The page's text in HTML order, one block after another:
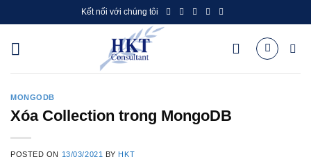
to
content
Kết nối với chúng tôi
MONGODB
Xóa Collection trong MongoDB
POSTED ON 13/03/2021 BY HKT